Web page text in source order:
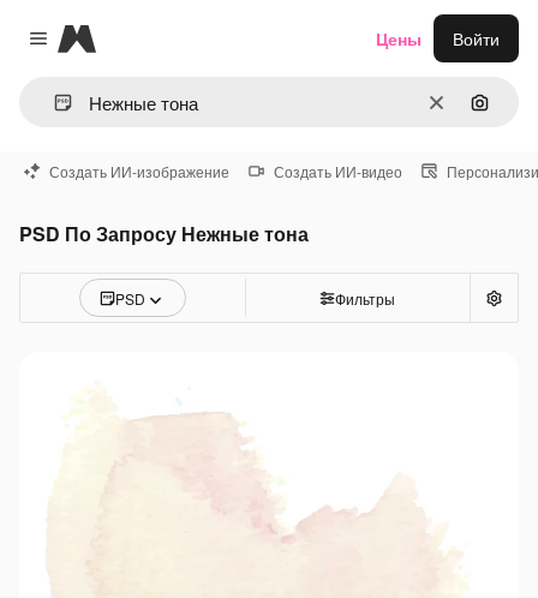
Close menu
Magnific
ОчиститьПоиск
Цены Войти
Создать ИИ-изображение Создать ИИ-видео
PSD По Запросу Нежные тона
PSD Фильтры